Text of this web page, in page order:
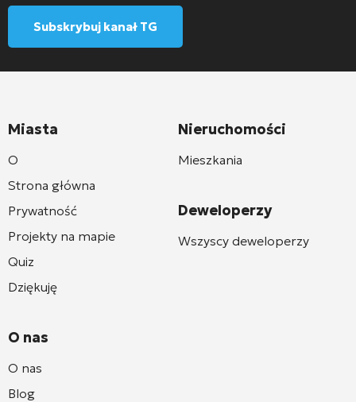
Subskrybuj kanał TG
Miasta
O
Strona główna
Prywatność
Projekty na mapie
Quiz
Dziękuję
O nas
O nas
Blog
Nieruchomości
Mieszkania
Deweloperzy
Wszyscy deweloperzy